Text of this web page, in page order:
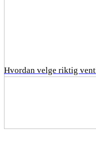
Hvordan velge riktig